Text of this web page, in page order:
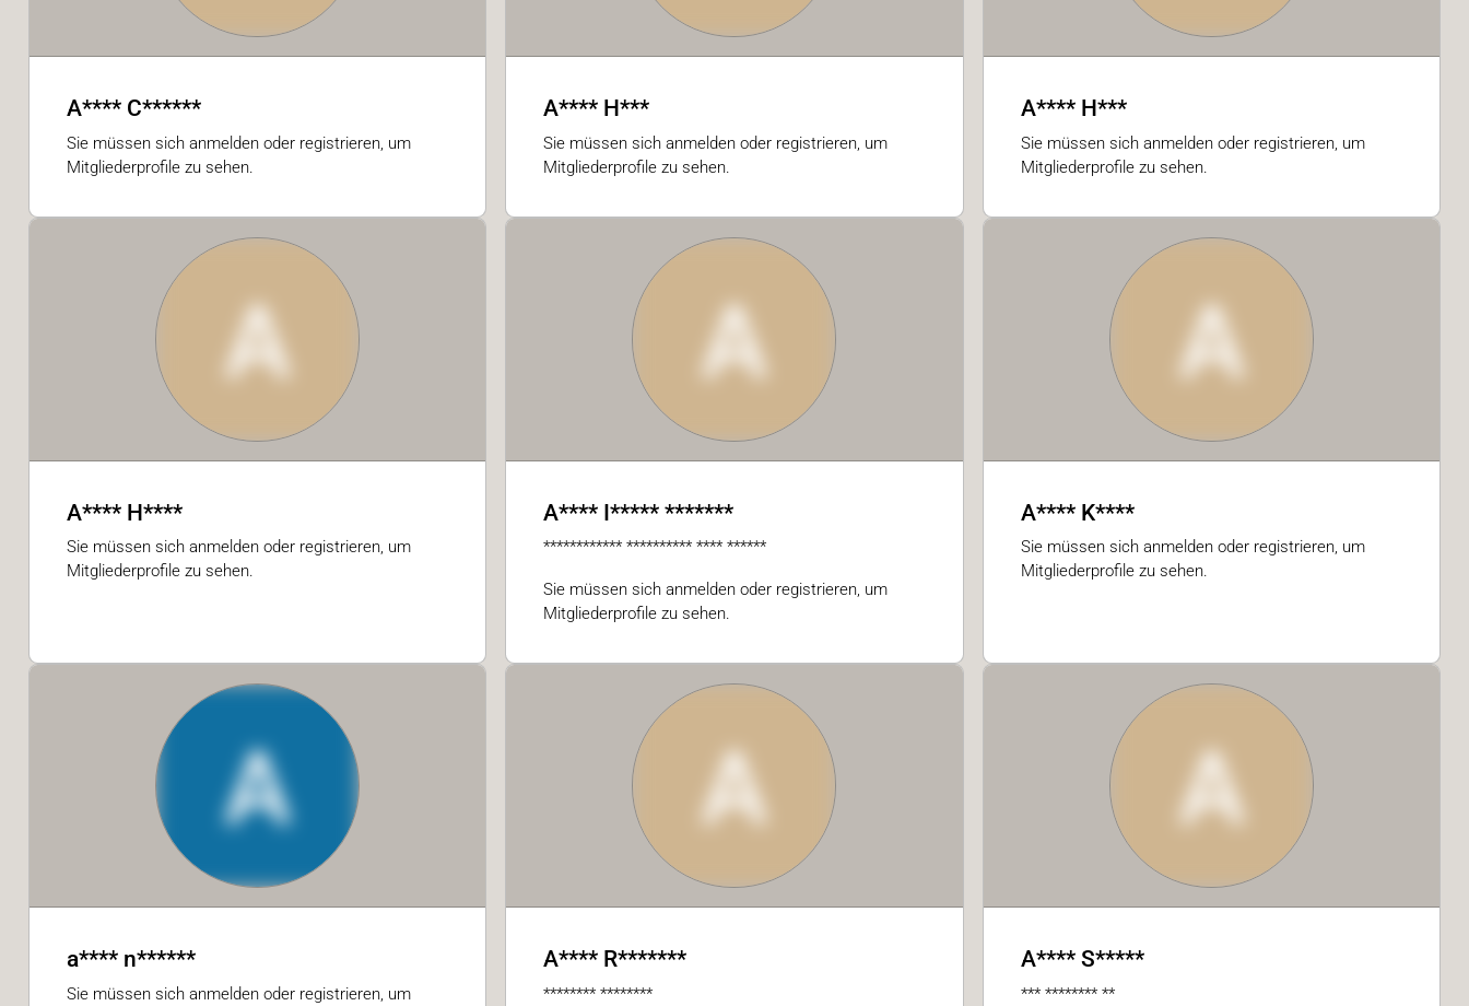
A**** C******
Sie müssen sich anmelden oder registrieren, um
Mitgliederprofile zu sehen.
A**** H***
Sie müssen sich anmelden oder registrieren, um
Mitgliederprofile zu sehen.
A**** H***
Sie müssen sich anmelden oder registrieren, um
Mitgliederprofile zu sehen.
A
A**** H****
Sie müssen sich anmelden oder registrieren, um
Mitgliederprofile zu sehen.
A
A**** I***** *******
************ ********** **** ******
Sie müssen sich anmelden oder registrieren, um
Mitgliederprofile zu sehen.
A
A**** K****
Sie müssen sich anmelden oder registrieren, um
Mitgliederprofile zu sehen.
A
a**** n******
Sie müssen sich anmelden oder registrieren, um
A
A**** R*******
******** ********
A
A**** S*****
*** ******** **